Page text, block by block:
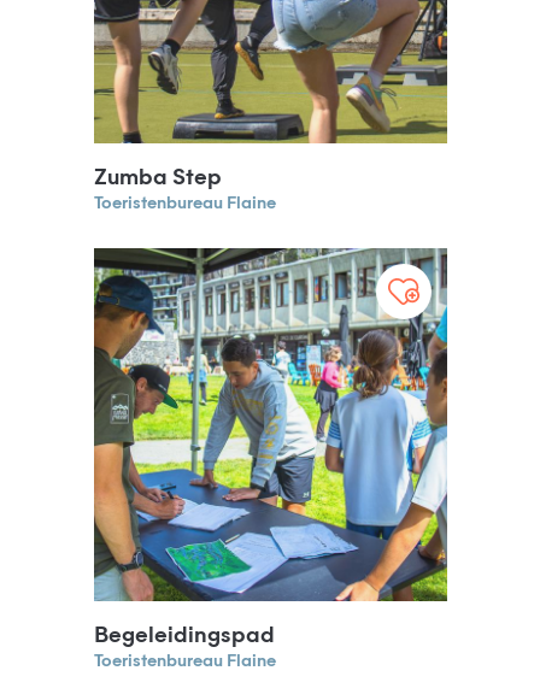
Zumba Step
Toeristenbureau Flaine
Begeleidingspad
Toeristenbureau Flaine